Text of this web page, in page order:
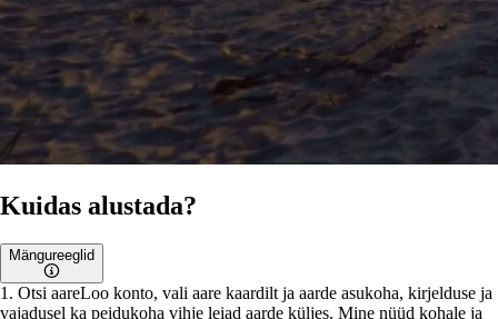
Kuidas alustada?
Mängureeglid
1 . Otsi aareLoo konto, vali aare kaardilt ja aarde asukoha, kirjelduse ja
vajadusel ka peidukoha vihje leiad aarde küljes. Mine nüüd kohale ja